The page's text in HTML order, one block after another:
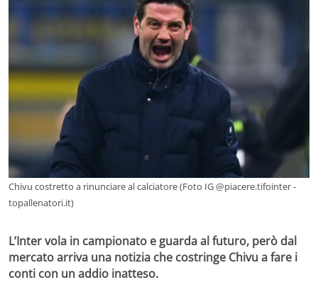
Chivu costretto a rinunciare al calciatore (Foto IG @piacere.tifointer -
topallenatori.it)
L’Inter vola in campionato e guarda al futuro, però dal
mercato arriva una notizia che costringe Chivu a fare i
conti con un addio inatteso.